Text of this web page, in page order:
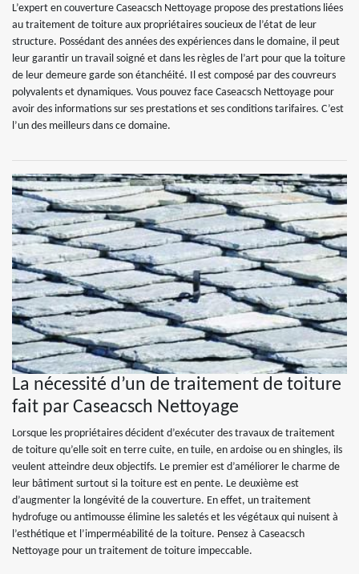
L’expert en couverture Caseacsch Nettoyage propose des prestations liées
au traitement de toiture aux propriétaires soucieux de l’état de leur
structure. Possédant des années des expériences dans le domaine, il peut
leur garantir un travail soigné et dans les règles de l’art pour que la toiture
de leur demeure garde son étanchéité. Il est composé par des couvreurs
polyvalents et dynamiques. Vous pouvez face Caseacsch Nettoyage pour
avoir des informations sur ses prestations et ses conditions tarifaires. C’est
l’un des meilleurs dans ce domaine.
La nécessité d’un de traitement de toiture
fait par Caseacsch Nettoyage
Lorsque les propriétaires décident d’exécuter des travaux de traitement
de toiture qu’elle soit en terre cuite, en tuile, en ardoise ou en shingles, ils
veulent atteindre deux objectifs. Le premier est d’améliorer le charme de
leur bâtiment surtout si la toiture est en pente. Le deuxième est
d’augmenter la longévité de la couverture. En effet, un traitement
hydrofuge ou antimousse élimine les saletés et les végétaux qui nuisent à
l’esthétique et l’imperméabilité de la toiture. Pensez à Caseacsch
Nettoyage pour un traitement de toiture impeccable.